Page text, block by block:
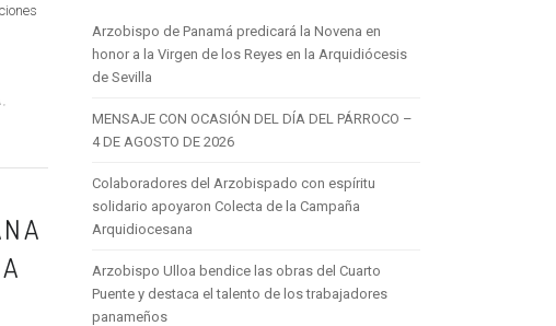
,
Arzobispo de Panamá predicará la Novena en
honor a la Virgen de los Reyes en la Arquidiócesis
de Sevilla
MENSAJE CON OCASIÓN DEL DÍA DEL PÁRROCO –
4 DE AGOSTO DE 2026
Colaboradores del Arzobispado con espíritu
solidario apoyaron Colecta de la Campaña
Arquidiocesana
Arzobispo Ulloa bendice las obras del Cuarto
Puente y destaca el talento de los trabajadores
panameños